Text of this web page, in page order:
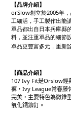
【品牌介紹】
orSlow創立於2005年
工細活，手工製作出能
單品都出自日本兵庫縣
料，並注重單品的細節
單品更豐富多元，重新
【商品介紹】
107 Ivy Fit是Orslow經
褲，Ivy League常春藤
完美，主要特色為微錐
氧化銅鉚釘。